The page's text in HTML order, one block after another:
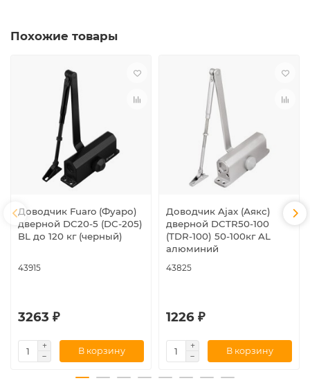
Похожие товары
Доводчик Fuaro (Фуаро)
дверной DC20-5 (DC-205)
BL до 120 кг (черный)
43915
3263 ₽
В корзину
Доводчик Ajax (Аякс)
дверной DCTR50-100
(TDR-100) 50-100кг AL
алюминий
43825
1226 ₽
В корзину